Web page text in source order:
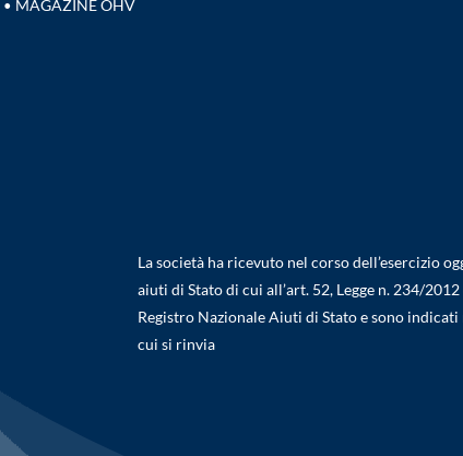
• MAGAZINE OHV
La società ha ricevuto nel corso dell’esercizio
aiuti di Stato di cui all’art. 52, Legge n. 234/
Registro Nazionale Aiuti di Stato e sono
cui si rinvia